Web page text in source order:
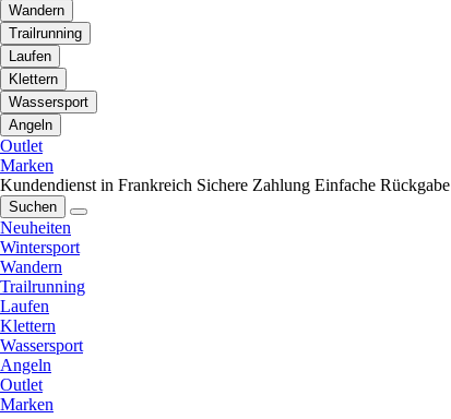
Wandern
Trailrunning
Laufen
Klettern
Wassersport
Angeln
Outlet
Marken
Kundendienst in Frankreich Sichere Zahlung Einfache Rückgabe
Suchen
Neuheiten
Wintersport
Wandern
Trailrunning
Laufen
Klettern
Wassersport
Angeln
Outlet
Marken